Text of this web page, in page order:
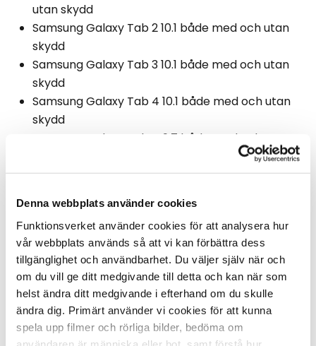
Denna webbplats använder cookies
Funktionsverket använder cookies för att analysera hur
vår webbplats används så att vi kan förbättra dess
tillgänglighet och användbarhet. Du väljer själv när och
om du vill ge ditt medgivande till detta och kan när som
helst ändra ditt medgivande i efterhand om du skulle
ändra dig. Primärt använder vi cookies för att kunna
spela upp filmer och rörliga bilder, bedöma om
utan skydd
Samsung Galaxy Tab 2 10.1 både med och utan
skydd
Samsung Galaxy Tab 3 10.1 både med och utan
skydd
Samsung Galaxy Tab 4 10.1 både med och utan
skydd
Samsung Galaxy Tab A 9.7 både med och utan
Samsung Galaxy Tab S 10.5 både med och utan
Samsung Galaxy Tab S2 9.7 både med och utan
skydd
Microsoft Surface RT – med och utan skydd
Microsoft Surface 2 – med och utan skydd
Microsoft Surface Pro – med och utan skydd
Microsoft Surface Pro 2 – med och utan skydd
Microsoft Surface Pro 4 – dock endast utan
skydd